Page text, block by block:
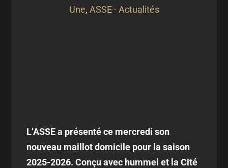
Une, ASSE - Actualités
L’ASSE a présenté ce mercredi son
nouveau maillot domicile pour la saison
2025-2026. Conçu avec hummel et la Cité